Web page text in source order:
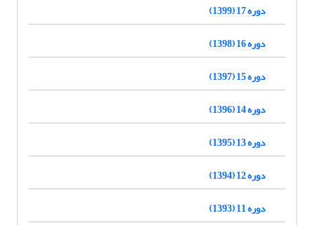
دوره 17 (1399)
دوره 16 (1398)
دوره 15 (1397)
دوره 14 (1396)
دوره 13 (1395)
دوره 12 (1394)
دوره 11 (1393)